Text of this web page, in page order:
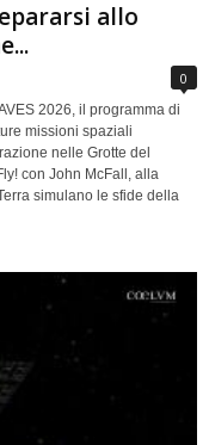
allo
0
2026, il programma di
missioni spaziali
nelle Grotte del
con John McFall, alla
simulano le sfide della